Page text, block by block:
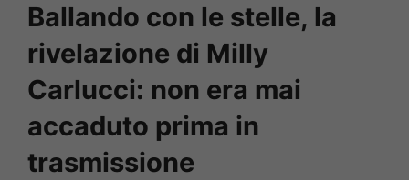
Ballando con le stelle, la
rivelazione di Milly
Carlucci: non era mai
accaduto prima in
trasmissione